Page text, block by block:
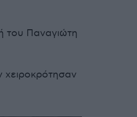
του Παναγιώτη
χειροκρότησαν